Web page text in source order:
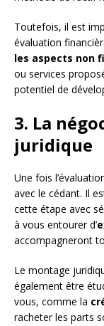
Toutefois, il est
évaluation
les aspects non
ou services
potentiel de
3. La
juridique
Une fois
avec le cédant. Il
cette étape avec
à vous entourer d’
accompagneront
Le montage
également être
vous, comme la
racheter les parts